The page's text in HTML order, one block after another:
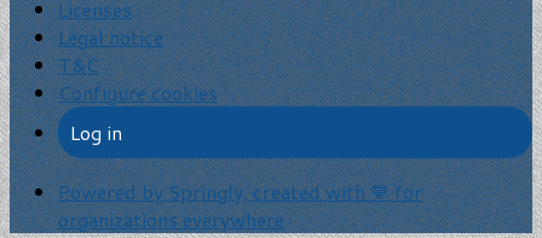
Licenses
Legal notice
T&C
Configure cookies
Log in
Powered by Springly, created with 💙 for
organizations everywhere